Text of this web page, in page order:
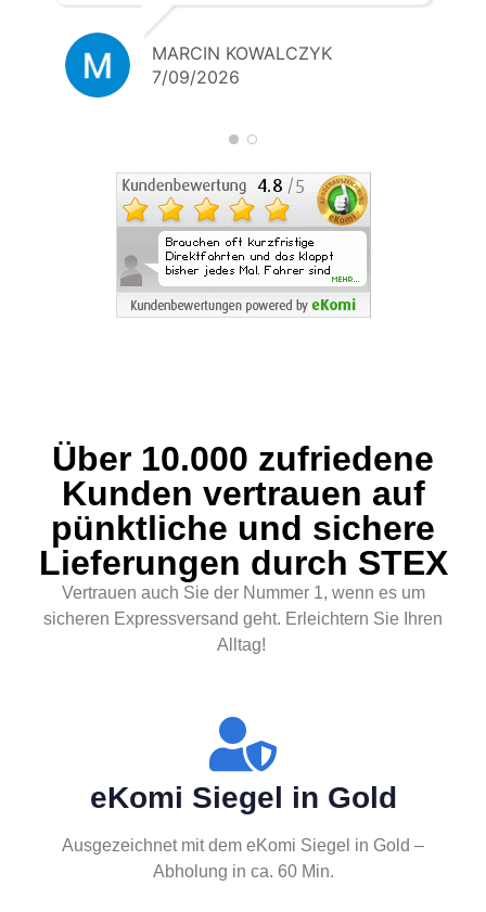
MARCIN KOWALCZYK
7/09/2026
Über 10.000 zufriedene
Kunden vertrauen auf
pünktliche und sichere
Lieferungen durch STEX
Vertrauen auch Sie der Nummer 1, wenn es um
sicheren Expressversand geht. Erleichtern Sie Ihren
Alltag!
eKomi Siegel in Gold
Ausgezeichnet mit dem eKomi Siegel in Gold –
Abholung in ca. 60 Min.